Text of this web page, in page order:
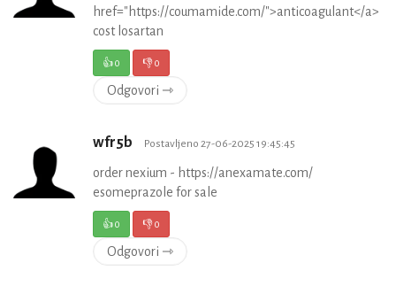
href="https://coumamide.com/">anticoagulant</a>
cost losartan
👍0 👎0
Odgovori ⇾
wfr5b Postavljeno 27-06-2025 19:45:45
order nexium - https://anexamate.com/
esomeprazole for sale
👍0 👎0
Odgovori ⇾